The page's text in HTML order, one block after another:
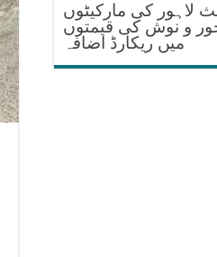
لاہور کی مارکیٹوں
و نوش کی قیمتوں
میں ریکارڈ اضافہ